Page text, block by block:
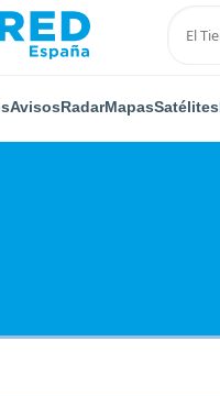
AvisosRadarMapasSatélites